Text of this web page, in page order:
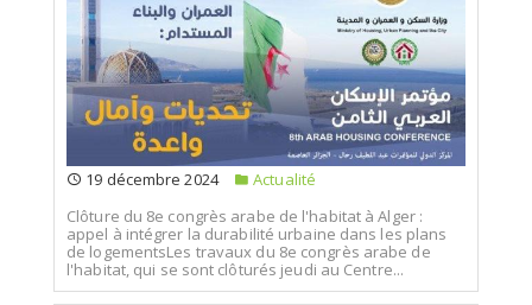
19 décembre 2024
Actualité
Clôture du 8e congrès arabe de l'habitat à Alger :
appel à intégrer la durabilité urbaine dans les plans
de logementsLes travaux du 8e congrès arabe de
l'habitat, qui se sont clôturés jeudi au Centre...